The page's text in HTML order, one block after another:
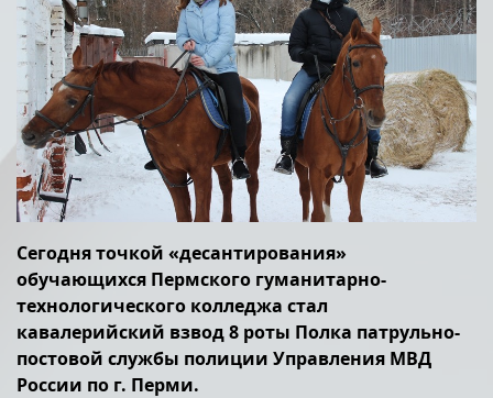
Сегодня точкой «десантирования»
обучающихся Пермского гуманитарно-
технологического колледжа стал
кавалерийский взвод 8 роты Полка патрульно-
постовой службы полиции Управления МВД
России по г. Перми.